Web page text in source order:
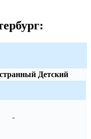
Детский
-